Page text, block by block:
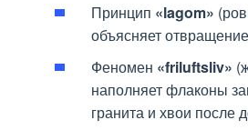
Принцип «lagom»
объясняет
Феномен «friluftsliv»
наполняет флаконы
гранита и хвои после